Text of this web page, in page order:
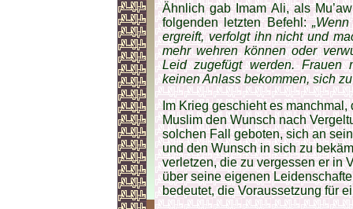
Ähnlich gab Imam Ali, als
folgenden letzten Befehl:
ergreift, verfolgt ihn nicht und
mehr wehren können oder
Leid zugefügt werden. Frauen
keinen Anlass bekommen, sich
Im Krieg geschieht es
Muslim den Wunsch nach
solchen Fall geboten, sich an
und den Wunsch in sich zu
verletzen, die zu vergessen er in
über seine eigenen
bedeutet, die Voraussetzung für